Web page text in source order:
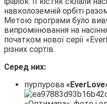
навколоземній орбіті
Метою програми було
випромінювання на
початком нової серії
різних сортів.
Серед них:
пурпурова